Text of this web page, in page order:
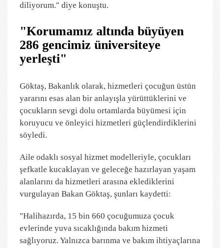
diliyorum." diye konuştu.
"Korumamız altında büyüyen
286 gencimiz üniversiteye
yerleşti"
Göktaş, Bakanlık olarak, hizmetleri çocuğun üstün
yararını esas alan bir anlayışla yürüttüklerini ve
çocukların sevgi dolu ortamlarda büyümesi için
koruyucu ve önleyici hizmetleri güçlendirdiklerini
söyledi.
Aile odaklı sosyal hizmet modelleriyle, çocukları
şefkatle kucaklayan ve geleceğe hazırlayan yaşam
alanlarını da hizmetleri arasına eklediklerini
vurgulayan Bakan Göktaş, şunları kaydetti:
"Halihazırda, 15 bin 660 çocuğumuza çocuk
evlerinde yuva sıcaklığında bakım hizmeti
sağlıyoruz. Yalnızca barınma ve bakım ihtiyaçlarına